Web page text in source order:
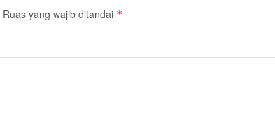
Ruas yang wajib ditandai *